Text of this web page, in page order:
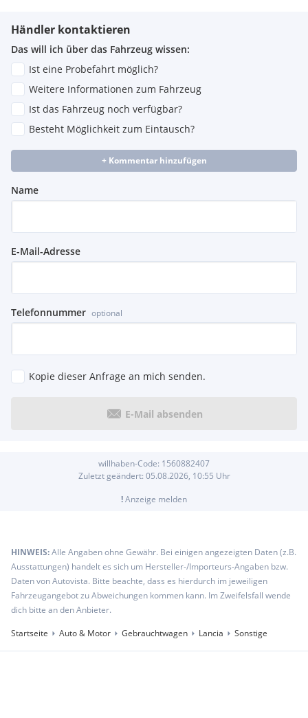
Händler kontaktieren
Das will ich über das Fahrzeug wissen:
Ist eine Probefahrt möglich?
Weitere Informationen zum Fahrzeug
Ist das Fahrzeug noch verfügbar?
Besteht Möglichkeit zum Eintausch?
+ Kommentar hinzufügen
Name
E-Mail-Adresse
Telefonnummer optional
Kopie dieser Anfrage an mich senden.
E-Mail absenden
willhaben-Code: 1560882407
Zuletzt geändert: 05.08.2026, 10:55 Uhr
!Anzeige melden
HINWEIS:Alle Angaben ohne Gewähr. Bei einigen angezeigten Daten (z.B.
Ausstattungen) handelt es sich um Hersteller-/Importeurs-Angaben bzw.
Daten von Autovista. Bitte beachte, dass es hierdurch im jeweiligen
Fahrzeugangebot zu Abweichungen kommen kann. Im Zweifelsfall wende
dich bitte an den Anbieter.
Startseite
Auto & Motor Gebrauchtwagen Lancia Sonstige